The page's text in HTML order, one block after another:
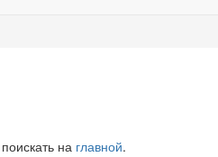
на главной.